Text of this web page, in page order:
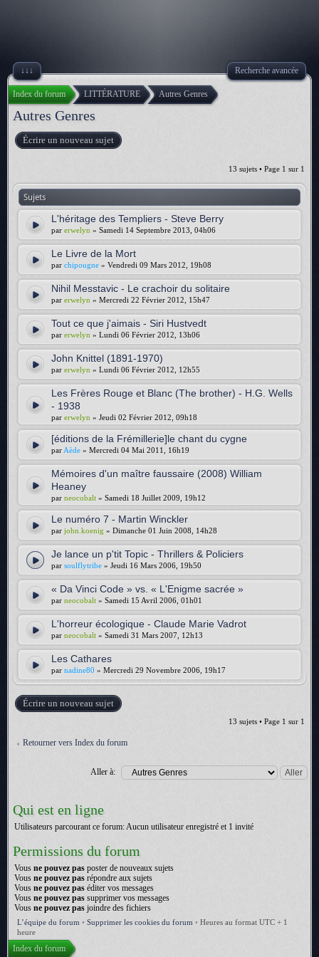
↓↓↓ Recherche avancée
Index du forum LITTÉRATURE Autres Genres
Autres Genres
Écrire un nouveau sujet
13 sujets • Page 1 sur 1
Sujets
L'héritage des Templiers - Steve Berry
par erwelyn » Samedi 14 Septembre 2013, 04h06
Le Livre de la Mort
par chipougne » Vendredi 09 Mars 2012, 19h08
Nihil Messtavic - Le crachoir du solitaire
par erwelyn » Mercredi 22 Février 2012, 15h47
Tout ce que j'aimais - Siri Hustvedt
par erwelyn » Lundi 06 Février 2012, 13h06
John Knittel (1891-1970)
par erwelyn » Lundi 06 Février 2012, 12h55
Les Frères Rouge et Blanc (The brother) - H.G. Wells
- 1938
par erwelyn » Jeudi 02 Février 2012, 09h18
[éditions de la Frémillerie]le chant du cygne
par Aède » Mercredi 04 Mai 2011, 16h19
Mémoires d'un maître faussaire (2008) William
Heaney
par neocobalt » Samedi 18 Juillet 2009, 19h12
Le numéro 7 - Martin Winckler
par john.koenig » Dimanche 01 Juin 2008, 14h28
Je lance un p'tit Topic - Thrillers & Policiers
par soulflytribe » Jeudi 16 Mars 2006, 19h50
« Da Vinci Code » vs. « L'Enigme sacrée »
par neocobalt » Samedi 15 Avril 2006, 01h01
L'horreur écologique - Claude Marie Vadrot
par neocobalt » Samedi 31 Mars 2007, 12h13
Les Cathares
par nadine80 » Mercredi 29 Novembre 2006, 19h17
Écrire un nouveau sujet
13 sujets • Page 1 sur 1
Retourner vers Index du forum
Aller à:
Qui est en ligne
Utilisateurs parcourant ce forum: Aucun utilisateur enregistré et 1 invité
Permissions du forum
Vous ne pouvez pas poster de nouveaux sujets
Vous ne pouvez pas répondre aux sujets
Vous ne pouvez pas éditer vos messages
Vous ne pouvez pas supprimer vos messages
Vous ne pouvez pas joindre des fichiers
L’équipe du forum • Supprimer les cookies du forum • Heures au format UTC + 1
heure
Index du forum